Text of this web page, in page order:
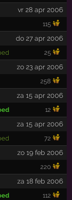
vr 28 apr 2006
115
do 27 apr 2006
25
zo 23 apr 2006
258
za 15 apr 2006
12
za 15 apr 2006
72
zo 19 feb 2006
220
za 18 feb 2006
112